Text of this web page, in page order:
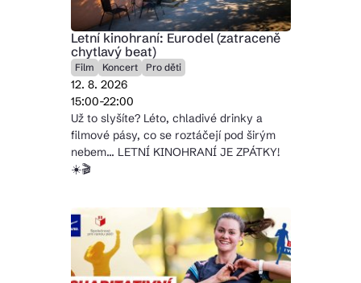
Letní kinohraní: Eurodel (zatraceně
chytlavý beat)
Film Koncert Pro děti
12. 8. 2026
15:00-22:00
Už to slyšíte? Léto, chladivé drinky a
filmové pásy, co se roztáčejí pod širým
nebem... LETNÍ KINOHRANÍ JE ZPÁTKY!
☀️🎬